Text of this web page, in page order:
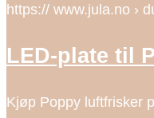
https:// www.jula.no ›
LED-plate til
Kjøp Poppy luftfrisker